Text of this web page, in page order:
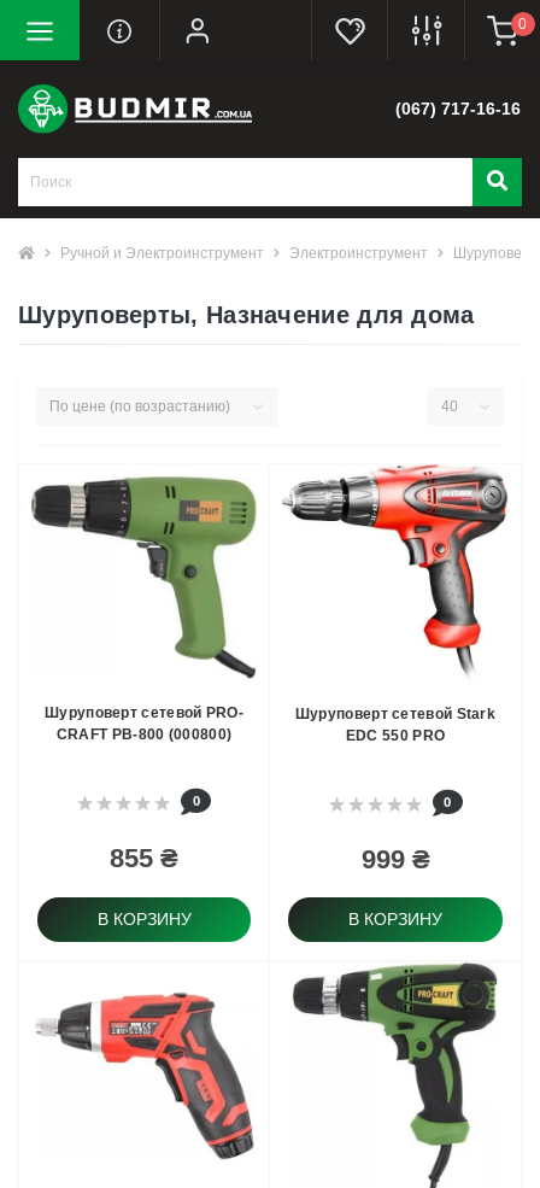
0
(067) 717-16-16
Ручной и Электроинструмент Электроинструмент
Шуруповерты, Назначение для дома
Шуруповерт сетевой PRO-
CRAFT PB-800 (000800)
0
855 ₴
В КОРЗИНУ
Шуруповерт сетевой Stark
EDC 550 PRO
0
999 ₴
В КОРЗИНУ